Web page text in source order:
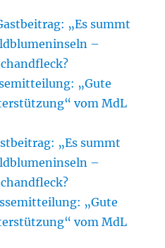
„Es summt
–
„Gute
vom MdL
„Es summt
–
„Gute
vom MdL